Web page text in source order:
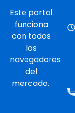
Este portal
funciona
con todos
los
navegadores
del
mercado.